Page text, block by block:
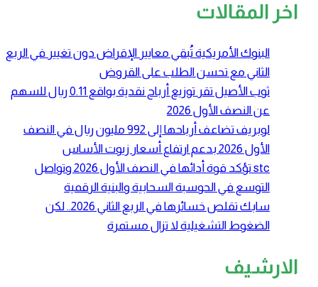
اخر المقالات
البنوك الأمريكية تُبقي معايير الإقراض دون تغيير في الربع
الثاني مع تحسن الطلب على القروض
ثوب الأصيل تقر توزيع أرباح نقدية بواقع 0.11 ريال للسهم
عن النصف الأول 2026
لوبريف تضاعف أرباحها إلى 992 مليون ريال في النصف
الأول 2026 بدعم ارتفاع أسعار زيوت الأساس
stc تؤكد قوة أدائها في النصف الأول 2026 وتواصل
التوسع في الحوسبة السحابية والبنية الرقمية
سابك تقلص خسائرها في الربع الثاني 2026.. لكن
الضغوط التشغيلية لا تزال مستمرة
الارشيف